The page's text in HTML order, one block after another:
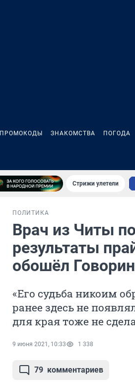
ПРОМОКОДЫ ЗНАКОМСТВА ПОГОДА
Стрижи улетели
ПОЛИТИКА
Врач из Читы
результаты
обошёл
«Его судьба никоим
ранее здесь не
для края тоже не
9 июня 2021, 10:33 1 338
79 комментариев